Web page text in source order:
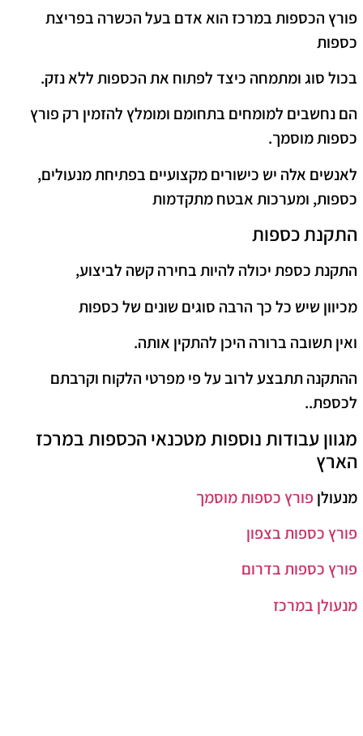
פורץ הכספות במרכז הוא אדם בעל הכשרה בפריצת
כספות
בכול סוג ומתמחה כיצד לפתוח את הכספות ללא נזק.
הם נחשבים למומחים בתחומם ומומלץ להזמין רק פורץ
כספות מוסמך.
לאנשים אלה יש כישורים מקצועיים בפתיחת מנעולים,
כספות, ומערכות אבטח מתקדמות
התקנת כספות
התקנת כספת יכולה להיות בחירה קשה לביצוע,
מכיוון שיש כל כך הרבה סוגים שונים של כספות
ואין תשובה ברורה היכן להתקין אותה.
ההתקנה תתבצע לרוב על פי מפרטי הלקוח וקרבתם
לכספת..
מגוון עבודות נוספות מטכנאי הכספות במרכז
הארץ
מנעולן פורץ כספות מוסמך
פורץ כספות בצפון
פורץ כספות בדרום
מנעולן במרכז